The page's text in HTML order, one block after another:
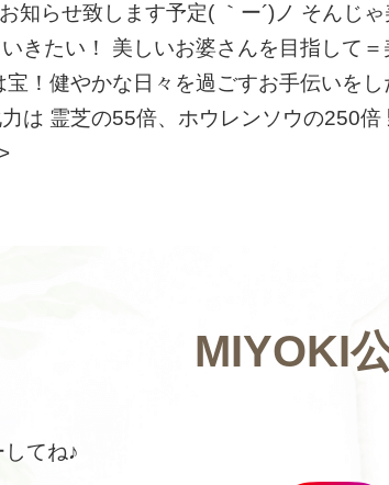
知らせ致します予定( ｀ー´)ノ そん
きたい！ 美しいお婆さんを目指して
！健やかな日々を過ごすお手伝いを
は 霊芝の55倍、ホウレンソウの250
MIYOKI
てね♪